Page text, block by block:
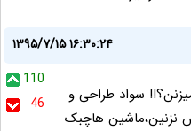
۱۳۹۵/۷/۱۵ ۱۶:۳۰:۲۴
110
46
سواد طراحی و
هاچبک